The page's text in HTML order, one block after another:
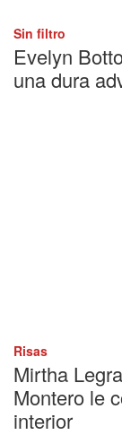
Sin filtro
Evelyn
una dura
Risas
Mirtha
Montero le
interior